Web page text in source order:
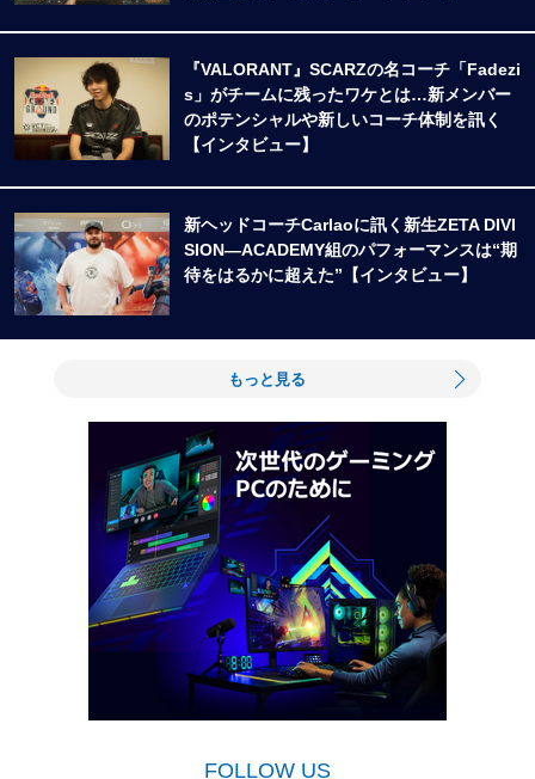
『VALORANT』SCARZの名コーチ「Fadezi
s」がチームに残ったワケとは…新メンバー
のポテンシャルや新しいコーチ体制を訊く
【インタビュー】
新ヘッドコーチCarlaoに訊く新生ZETA DIVI
SION―ACADEMY組のパフォーマンスは“期
待をはるかに超えた”【インタビュー】
もっと見る
FOLLOW US